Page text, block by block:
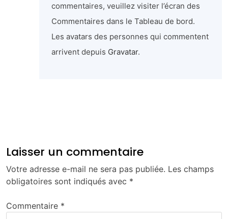
commentaires, veuillez visiter l’écran des
Commentaires dans le Tableau de bord.
Les avatars des personnes qui commentent
arrivent depuis Gravatar.
Laisser un commentaire
Votre adresse e-mail ne sera pas publiée. Les champs
obligatoires sont indiqués avec *
Commentaire *